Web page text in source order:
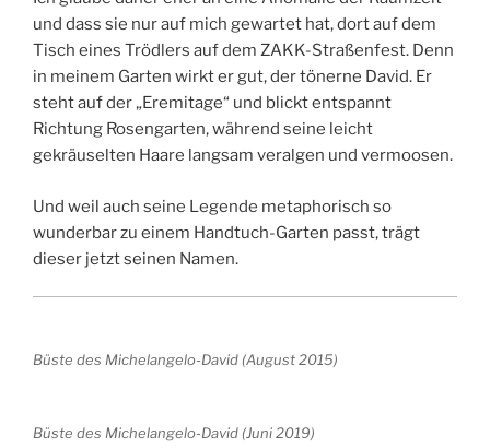
und dass sie nur auf mich gewartet hat, dort auf dem
Tisch eines Trödlers auf dem ZAKK-Straßenfest. Denn
in meinem Garten wirkt er gut, der tönerne David. Er
steht auf der „Eremitage“ und blickt entspannt
Richtung Rosengarten, während seine leicht
gekräuselten Haare langsam veralgen und vermoosen.
Und weil auch seine Legende metaphorisch so
wunderbar zu einem Handtuch-Garten passt, trägt
dieser jetzt seinen Namen.
Büste des Michelangelo-David (August 2015)
Büste des Michelangelo-David (Juni 2019)